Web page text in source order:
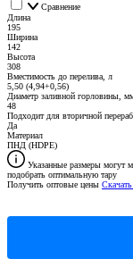
Сравнение
Длина
195
Ширина
142
Высота
308
Вместимость до перелива, л
5,50 (4,94+0,56)
Диаметр заливной горловины,
48
Подходит для вторичной
Да
Материал
ПНД (HDPE)
Указанные размеры могут
подобрать оптимальную тару
Получить оптовые цены